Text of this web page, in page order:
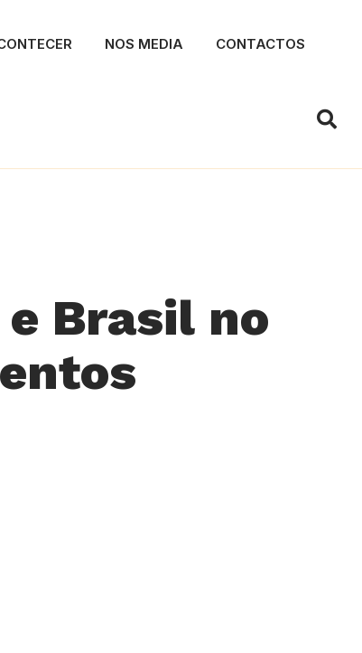
NOS MEDIA CONTACTOS
Brasil no